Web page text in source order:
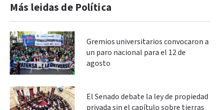
Más leidas de Política
Gremios universitarios convocaron a
un paro nacional para el 12 de
agosto
El Senado debate la ley de propiedad
privada sin el capítulo sobre tierras